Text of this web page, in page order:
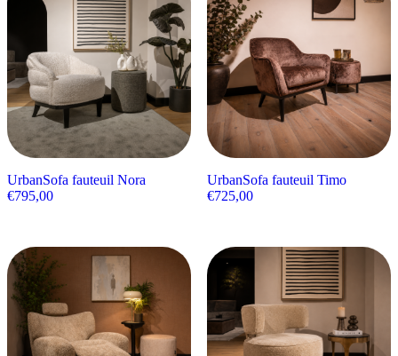
UrbanSofa fauteuil Nora
€795,00
UrbanSofa fauteuil Timo
€725,00